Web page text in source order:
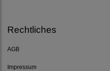
Rechtliches
AGB
Impressum